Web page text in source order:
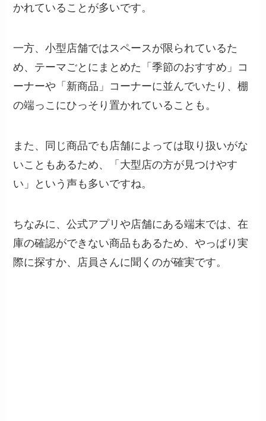
かれていることが多いです。
一方、小型店舗ではスペースが限られているた
め、テーマごとにまとめた「季節のおすすめ」コ
ーナーや「新商品」コーナーに並んでいたり、棚
の端っこにひっそり置かれていることも。
また、同じ商品でも店舗によっては取り扱いがな
いこともあるため、「大型店の方が見つけやす
い」という声も多いですね。
ちなみに、公式アプリや店舗にある端末では、在
庫の確認ができない商品もあるため、やっぱり実
際に探すか、店員さんに聞くのが確実です。